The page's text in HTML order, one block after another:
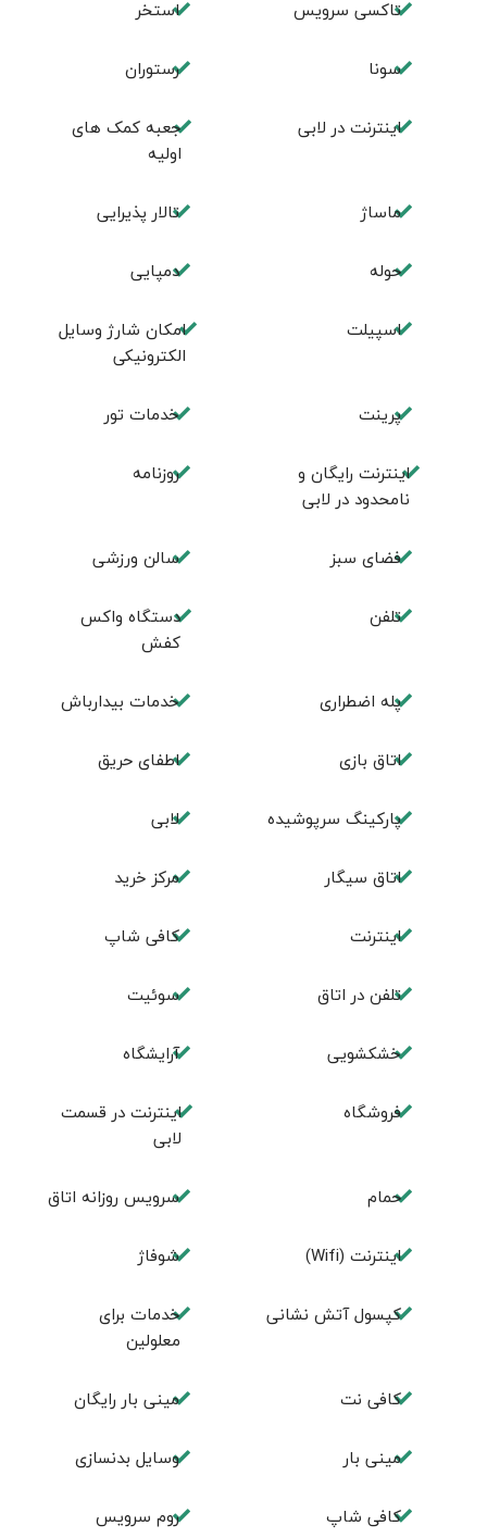
تاکسی سرویس استخر
سونا رستوران
اینترنت در لابی
جعبه کمک های
اولیه
ماساژ تالار پذیرایی
حوله دمپایی
اسپیلت
امکان شارژ وسایل
الکترونیکی
پرینت خدمات تور
اینترنت رایگان و
نامحدود در لابی
روزنامه
فضای سبز سالن ورزشی
تلفن
دستگاه واکس
کفش
پله اضطراری خدمات بیدارباش
اتاق بازی اطفای حریق
پارکینگ سرپوشیده لابی
اتاق سیگار مرکز خرید
اینترنت کافی شاپ
تلفن در اتاق سوئیت
خشکشویی آرایشگاه
فروشگاه
اینترنت در قسمت
لابی
حمام سرویس روزانه اتاق
اينترنت (Wifi) شوفاژ
کپسول آتش نشانی
خدمات برای
معلولین
کافی نت مینی بار رایگان
مینی بار وسایل بدنسازی
كافی شاپ روم سرويس